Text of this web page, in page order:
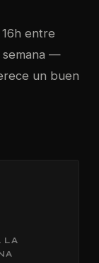
entre
semana —
un buen
LA